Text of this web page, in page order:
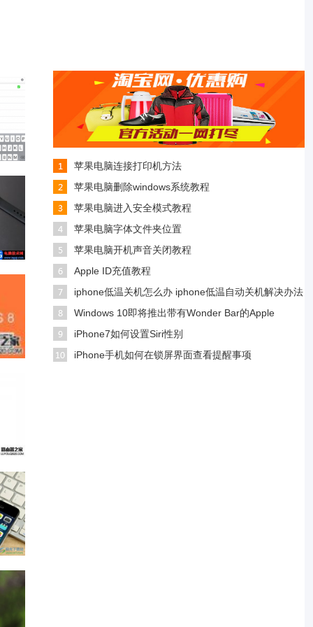
苹果电脑连接打印机方法
苹果电脑删除windows系统教程
苹果电脑进入安全模式教程
苹果电脑字体文件夹位置
苹果电脑开机声音关闭教程
Apple ID充值教程
iphone低温关机怎么办 iphone低温自动关机解决办法
Windows 10即将推出带有Wonder Bar的Apple
Touchbar
iPhone7如何设置Siri性别
iPhone手机如何在锁屏界面查看提醒事项